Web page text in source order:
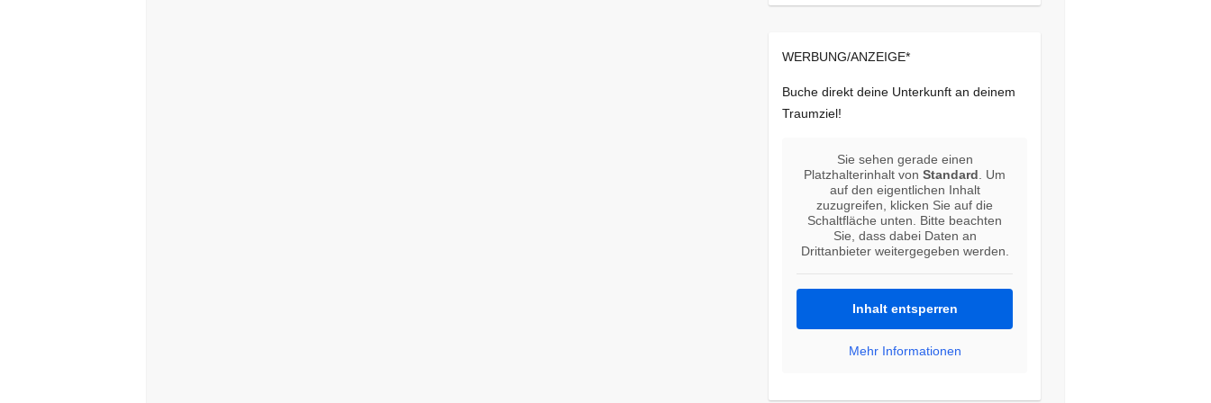
WERBUNG/ANZEIGE*
Buche direkt deine Unterkunft an deinem
Traumziel!
Sie sehen gerade einen
Platzhalterinhalt vonStandard . Um
auf den eigentlichen Inhalt
zuzugreifen, klicken Sie auf die
Schaltfläche unten. Bitte beachten
Sie, dass dabei Daten an
Drittanbieter weitergegeben werden.
Inhalt entsperren
Mehr Informationen